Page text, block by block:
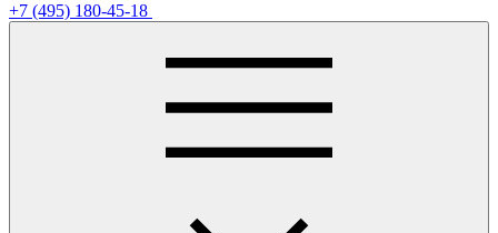
+7 (495) 180-45-18